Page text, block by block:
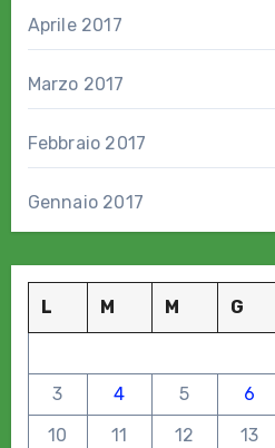
Aprile 2017
Marzo 2017
Febbraio 2017
Gennaio 2017
L M M G
3
4 5 6
10
11 12 13